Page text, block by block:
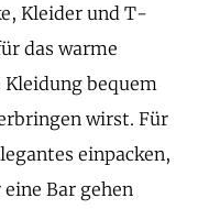
Kleider und T-
das warme
bequem
wirst. Für
einpacken,
Bar gehen